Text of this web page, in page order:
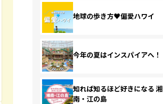
地球の歩き方♥偏愛ハワイ
今年の夏はインスパイアへ！
知れば知るほど好きになる 湘
南・江の島